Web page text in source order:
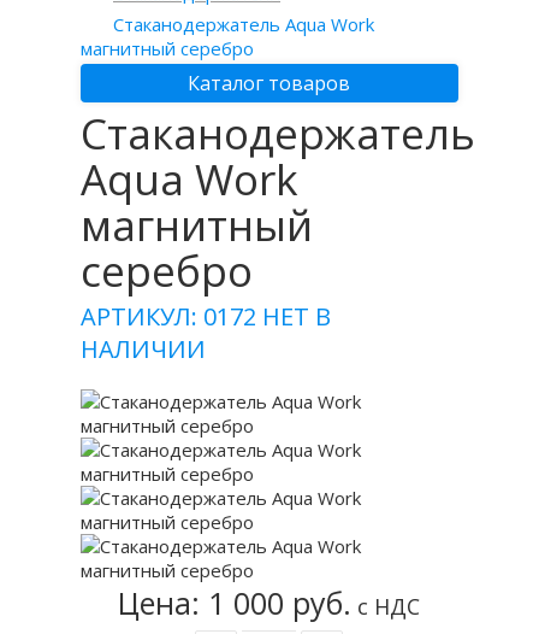
Стаканодержатель Aqua Work
магнитный серебро
Каталог товаров
Стаканодержатель
Aqua Work
магнитный
серебро
АРТИКУЛ: 0172 НЕТ В
НАЛИЧИИ
Цена: 1 000 руб. с НДС